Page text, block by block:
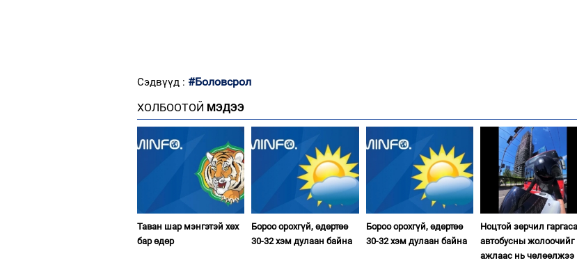
Сэдвүүд : #Боловсрол
ХОЛБООТОЙ МЭДЭЭ
Таван шар мэнгэтэй хөх
бар өдөр
Бороо орохгүй, өдөртөө
30-32 хэм дулаан байна
Бороо орохгүй, өдөртөө
30-32 хэм дулаан байна
Ноцтой зөрчил
автобусны жолоочийг
ажлаас нь чөлөөлжээ